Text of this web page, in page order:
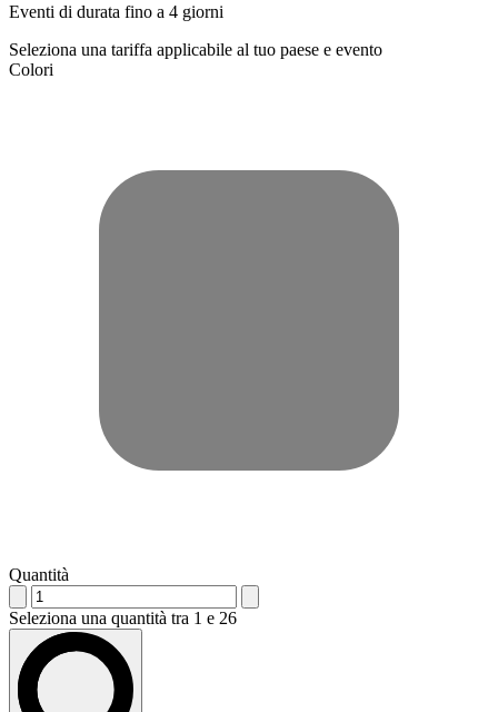
Eventi di durata fino a 4 giorni
Seleziona una tariffa applicabile al tuo paese e evento
Colori
Quantità
Seleziona una quantità tra 1 e 26